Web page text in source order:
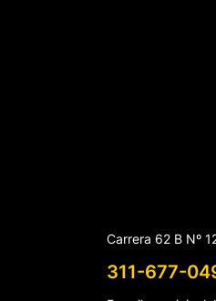
Carrera 62 B Nº
311-677-